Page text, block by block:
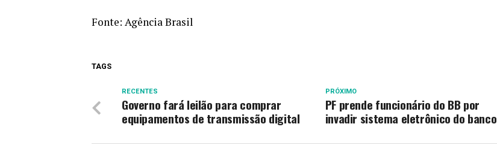
Fonte: Agência Brasil
TAGS
PRÓXIMO
PF prende funcionário do BB por
invadir sistema eletrônico do banco
RECENTES
Governo fará leilão para comprar
equipamentos de transmissão digital